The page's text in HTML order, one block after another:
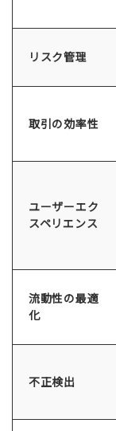
リスク管理
取引の効率性
ユーザーエク
スペリエンス
流動性の最適
化
不正検出